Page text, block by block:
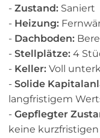
- Zustand: Saniert
- Heizung:
- Dachboden:
- Stellplätze: 4
- Keller: Voll
- Solide
langfristigem
- Gepflegter
keine